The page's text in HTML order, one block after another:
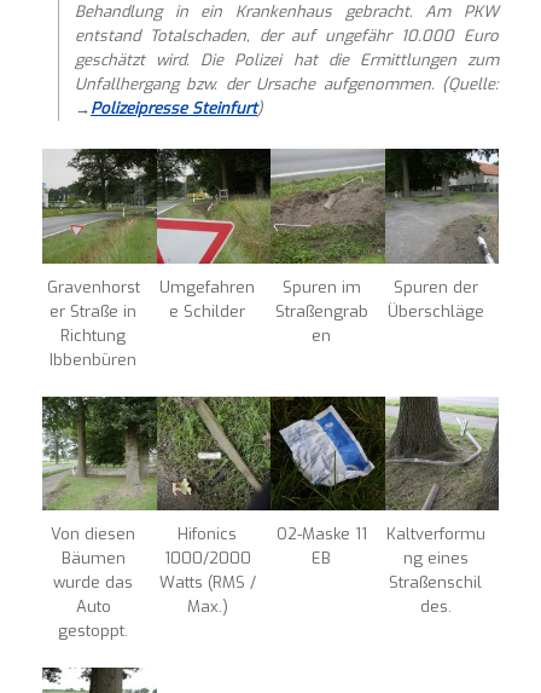
Behandlung in ein Krankenhaus gebracht. Am PKW
entstand Totalschaden, der auf ungefähr 10.000 Euro
geschätzt wird. Die Polizei hat die Ermittlungen zum
Unfallhergang bzw. der Ursache aufgenommen. (Quelle:
→Polizeipresse Steinfurt)
Gravenhorst
er Straße in
Richtung
Ibbenbüren
Umgefahren
e Schilder
Spuren im
Straßengrab
en
Spuren der
Überschläge
Von diesen
Bäumen
wurde das
Auto
gestoppt.
Hifonics
1000/2000
Watts (RMS /
Max.)
O2-Maske 11
EB
Kaltverformu
ng eines
Straßenschil
des.